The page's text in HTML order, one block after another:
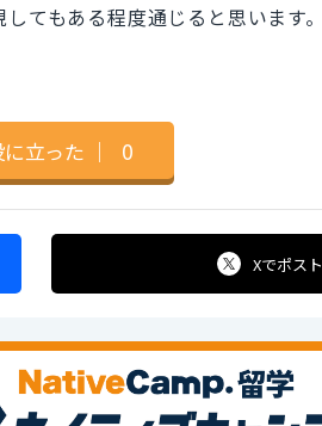
てもある程度通じると思います。
立った ｜ 0
Xでポスト